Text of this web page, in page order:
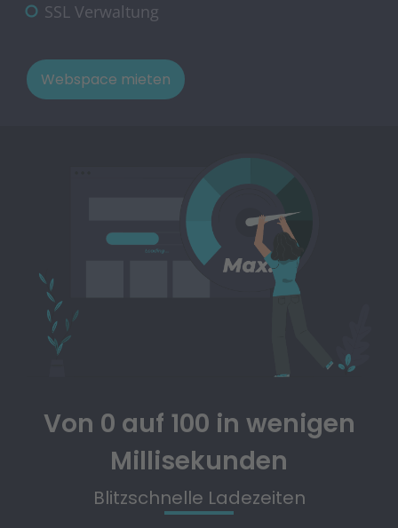
SSL Verwaltung
Webspace mieten
Von 0 auf 100 in wenigen
Millisekunden
Blitzschnelle Ladezeiten